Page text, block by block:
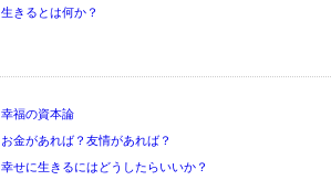
生きるとは何か？
幸福の資本論
お金があれば？友情があれば？
幸せに生きるにはどうしたらいいか？